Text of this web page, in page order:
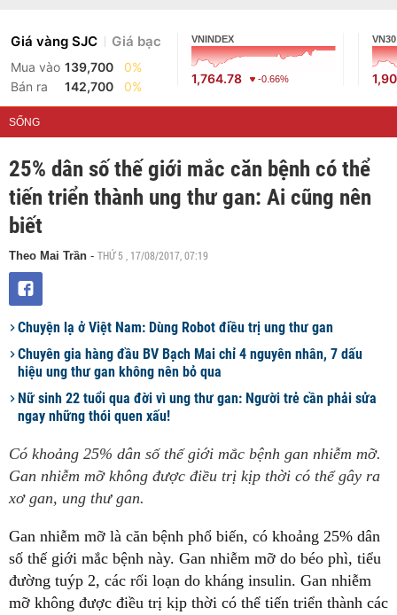
Giá vàng SJC Giá bạc
Mua vào 139,700
0%
Bán ra
142,700 0%
VNINDEX
1,764.78 -0.66%
VN30
SỐNG
25% dân số thế giới mắc căn bệnh có thể
tiến triển thành ung thư gan: Ai cũng nên
biết
Theo Mai Trần - THỨ 5 , 17/08/2017, 07:19
Chuyện lạ ở Việt Nam: Dùng Robot điều trị ung thư gan
Chuyên gia hàng đầu BV Bạch Mai chỉ 4 nguyên nhân, 7 dấu
hiệu ung thư gan không nên bỏ qua
Nữ sinh 22 tuổi qua đời vì ung thư gan: Người trẻ cần phải sửa
ngay những thói quen xấu!
Có khoảng 25% dân số thế giới mắc bệnh gan nhiễm mỡ.
Gan nhiễm mỡ không được điều trị kịp thời có thể gây ra
xơ gan, ung thư gan.
Gan nhiễm mỡ là căn bệnh phổ biến, có khoảng 25% dân
số thế giới mắc bệnh này. Gan nhiễm mỡ do béo phì, tiểu
đường tuýp 2, các rối loạn do kháng insulin. Gan nhiễm
mỡ không được điều trị kịp thời có thể tiến triển thành các